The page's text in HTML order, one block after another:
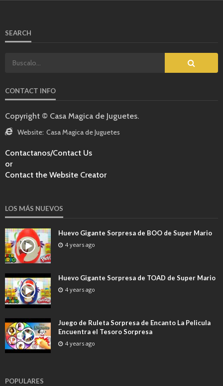
SEARCH
CONTACT INFO
Copyright © Casa Magica de Juguetes.
Website: Casa Magica de Juguetes
Contactanos/Contact Us
or
Contact the Website Creator
LOS MÁS NUEVOS
Huevo Gigante Sorpresa de BOO de Super Mario
4 years ago
Huevo Gigante Sorpresa de TOAD de Super Mario
4 years ago
Juego de Ruleta Sorpresa de Encanto La Pelicula
Encuentra el Tesoro Sorpresa
4 years ago
POPULARES